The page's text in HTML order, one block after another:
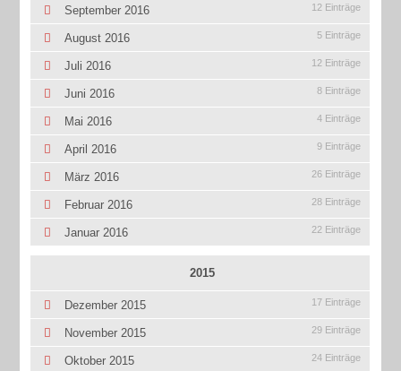
September 2016 12 Einträge
August 2016 5 Einträge
Juli 2016 12 Einträge
Juni 2016 8 Einträge
Mai 2016 4 Einträge
April 2016 9 Einträge
März 2016 26 Einträge
Februar 2016 28 Einträge
Januar 2016 22 Einträge
2015
Dezember 2015 17 Einträge
November 2015 29 Einträge
Oktober 2015 24 Einträge